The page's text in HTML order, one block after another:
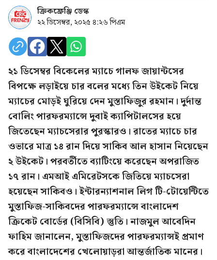
ক্রিকফ্রেঞ্জি ডেস্ক
২২ ডিসেম্বর, ২০২৫ ৪:২৬ পিএম
২১ ডিসেম্বর বিকেলের ম্যাচে গালফ জায়ান্টসের
বিপক্ষে লড়াইয়ে চার বলের মধ্যে তিন উইকেট নিয়ে
ম্যাচের মোড়ই ঘুরিয়ে দেন মুস্তাফিজুর রহমান। দুর্দান্ত
বোলিং পারফরম্যান্সে দুবাই ক্যাপিটালসের হয়ে
জিতেছেন ম্যাচসেরার পুরস্কারও। রাতের ম্যাচে চার
ওভারে মাত্র ১৪ রান দিয়ে সাকিব আল হাসান নিয়েছেন
২ উইকেট। পরবর্তীতে ব্যাটিংয়ে করেছেন অপরাজিত
১৭ রান। এমআই এমিরেটসকে জিতিয়ে ম্যাচসেরা
হয়েছেন সাকিবও। ইন্টার‌ন্যাশনাল লিগ টি-টোয়েন্টিতে
মুস্তাফিজ-সাকিবদের পারফরম্যান্সে বাংলাদেশ
ক্রিকেট বোর্ডের (বিসিবি) স্তুতি। নাজমুল আবেদিন
ফাহিম জানালেন, মুস্তাফিজদের পারফরম্যান্সই প্রমাণ
করে বাংলাদেশের খেলোয়াড়রা আন্তর্জাতিক মানের।